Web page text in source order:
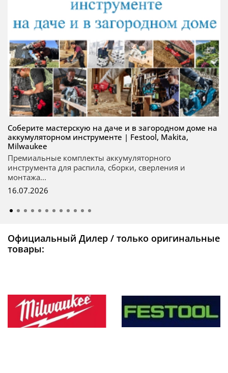
Соберите мастерскую на даче и в загородном доме на
аккумуляторном инструменте | Festool, Makita,
Milwaukee
Премиальные комплекты аккумуляторного
инструмента для распила, сборки, сверления и
монтажа...
16.07.2026
Официальный Дилер / только оригинальные
товары: